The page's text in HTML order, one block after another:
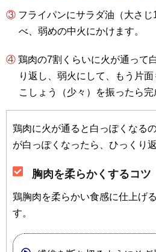
③ フライパンにサラダ油（大さじ1/2）を引き、鶏肉を並
べ、弱めの中火にかけます。
④ 鶏肉の7割くらいに火が通って白っぽくなったらひっく
り返し、弱火にして、もう片面
こしょう（少々）を振ったら完
鶏肉に火が通ると白っぽくなる
が白っぽくなったら、ひっくり
胸肉を柔らかくするコツ
鶏胸肉を柔らかい食感に仕上げ
す。